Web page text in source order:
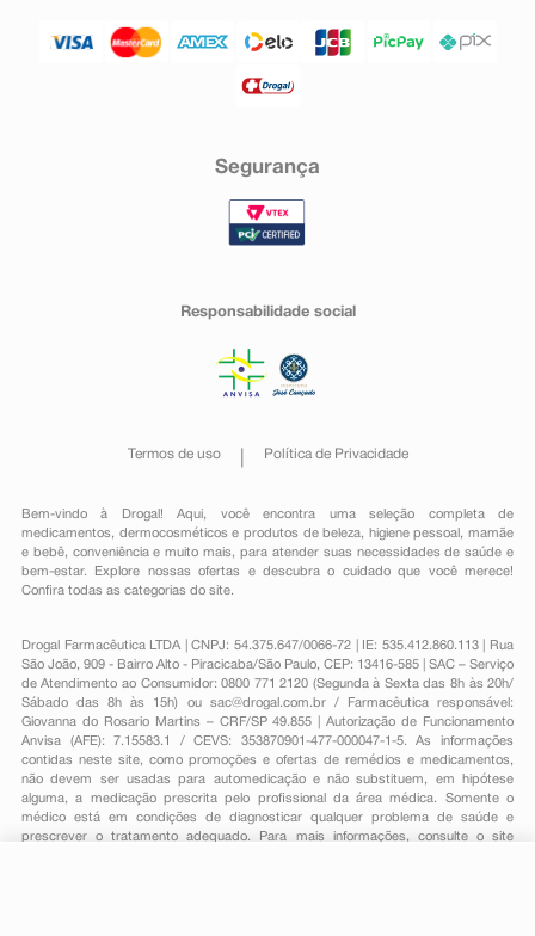
Segurança
Responsabilidade social
Termos de uso Política de Privacidade
Bem-vindo à Drogal! Aqui, você encontra uma seleção completa de
medicamentos , dermocosméticos e produtos de beleza, higiene pessoal ,mamãe
e bebê, conveniênciae muito mais, para atender suas necessidades de saúde e
bem-estar. Explore nossas ofertas e descubra o cuidado que você merece!
Confira todas as categorias do site.
Drogal Farmacêutica LTDA | CNPJ: 54.375.647/0066-72 | IE: 535.412.860.113 | Rua
São João, 909 - Bairro Alto - Piracicaba/São Paulo, CEP: 13416-585 | SAC – Serviço
de Atendimento ao Consumidor: 0800 771 2120 (Segunda à Sexta das 8h às 20h/
Sábado das 8h às 15h) ou sac@drogal.com.br/ Farmacêutica responsável:
Giovanna do Rosario Martins – CRF/SP 49.855 | Autorização de Funcionamento
Anvisa (AFE): 7.15583.1 / CEVS: 353870901-477-000047-1-5. As informações
contidas neste site, como promoções e ofertas de remédios e medicamentos,
não devem ser usadas para automedicação e não substituem, em hipótese
alguma, a medicação prescrita pelo profissional da área médica. Somente o
médico está em condições de diagnosticar qualquer problema de saúde e
prescrever o tratamento adequado. Para mais informações, consulte o site